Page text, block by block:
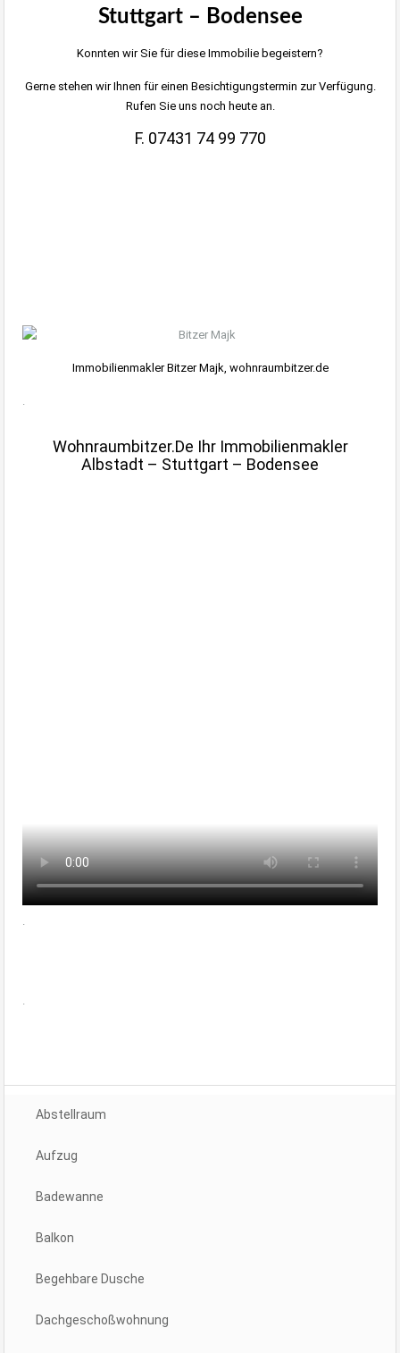
Stuttgart – Bodensee
Konnten wir Sie für diese Immobilie begeistern?
Gerne stehen wir Ihnen für einen Besichtigungstermin zur Verfügung.
Rufen Sie uns noch heute an.
F. 07431 74 99 770
Immobilienmakler Bitzer Majk, wohnraumbitzer.de
.
Wohnraumbitzer.de Ihr Immobilienmakler
Albstadt – Stuttgart – Bodensee
.
.
Abstellraum
Aufzug
Badewanne
Balkon
Begehbare Dusche
Dachgeschoßwohnung